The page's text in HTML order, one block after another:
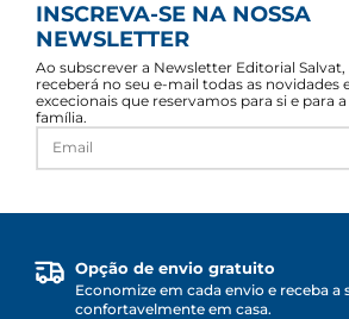
INSCREVA-SE NA NOSSA
NEWSLETTER
Ao subscrever a Newsletter Editorial Salvat,
receberá no seu e-mail todas as novidades
excecionais que reservamos para si e para a
família.
Opção de envio gratuito
Economize em cada envio e receba a
confortavelmente em casa.